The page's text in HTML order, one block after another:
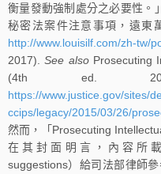
衡量發動強制處分之必要性。
秘密法案件注意事項，遠東
http://www.louisilf.com/zh-tw/
2017).See alsoProsecuting
(4th ed.
https://www.justice.gov/sites/
ccips/legacy/2015/03/26/
然而，「Prosecuting
在其封面明言，內容所
suggestions）給司法部律師參